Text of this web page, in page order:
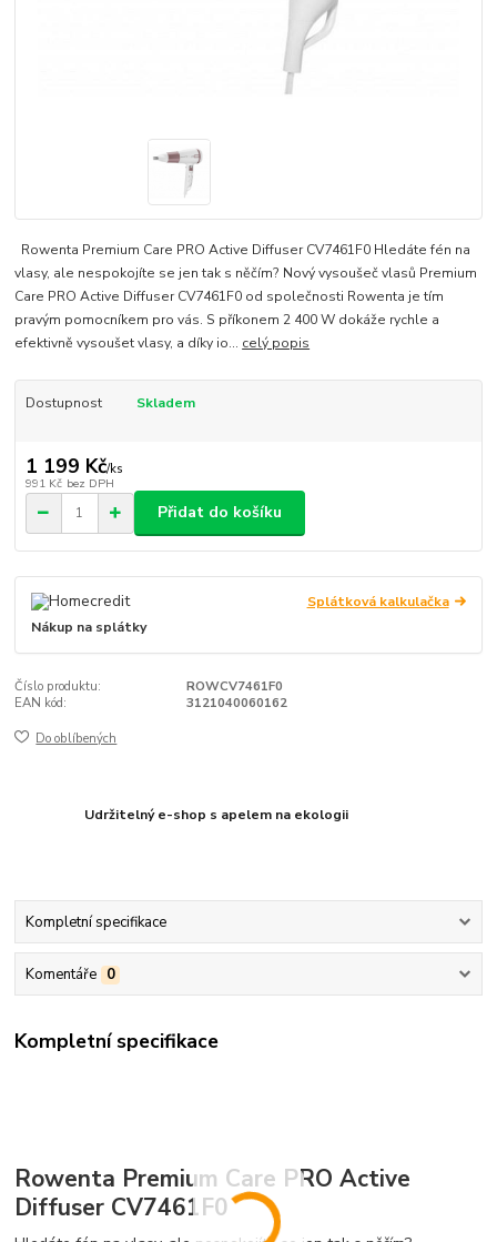
Rowenta Premium Care PRO Active Diffuser CV7461F0 Hledáte fén na
vlasy, ale nespokojíte se jen tak s něčím? Nový vysoušeč vlasů Premium
Care PRO Active Diffuser CV7461F0 od společnosti Rowenta je tím
pravým pomocníkem pro vás. S příkonem 2 400 W dokáže rychle a
efektivně vysoušet vlasy, a díky io... celý popis
Dostupnost Skladem
1 199 Kč/ks
991 Kč bez DPH
Přidat do košíku
Splátková kalkulačka
Nákup na splátky
Číslo produktu:
ROWCV7461F0
EAN kód:
3121040060162
Do oblíbených
Udržitelný e-shop s apelem na ekologii
Kompletní specifikace
Komentáře 0
Kompletní specifikace
Rowenta Premium Care PRO Active
Diffuser CV7461F0